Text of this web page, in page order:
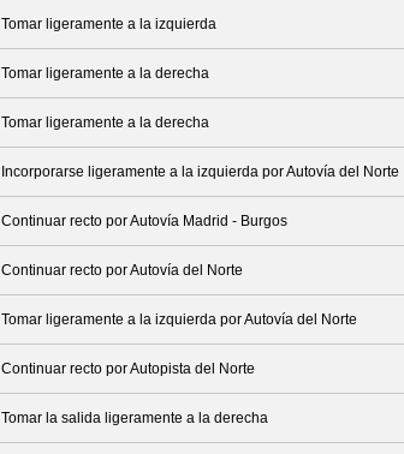
Tomar ligeramente a la izquierda
Tomar ligeramente a la derecha
Tomar ligeramente a la derecha
Incorporarse ligeramente a la izquierda por Autovía del Norte
Continuar recto por Autovía Madrid - Burgos
Continuar recto por Autovía del Norte
Tomar ligeramente a la izquierda por Autovía del Norte
Continuar recto por Autopista del Norte
Tomar la salida ligeramente a la derecha